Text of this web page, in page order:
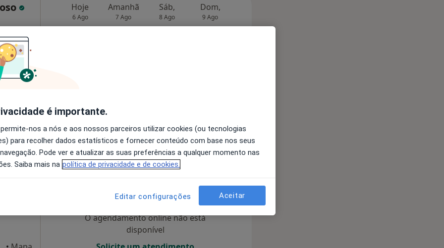
Hoje
6 Ago
Amanhã
7 Ago
Sáb,
8 Ago
Dom,
9 Ago
Dias
O agendamento online não está
disponível
é importante.
nos a nós e aos nossos parceiros utilizar cookies (ou tecnologias
para recolher dados estatísticos e fornecer conteúdo com base nos seus
Pode ver e atualizar as suas preferências a qualquer momento nas
Saiba mais na política de privacidade e de cookies.
Editar configurações Aceitar